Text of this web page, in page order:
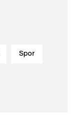
Spor